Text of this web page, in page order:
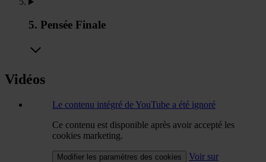
5. Pensée Finale
Vidéos
Le contenu intégré de YouTube a été ignoré
Ce contenu est disponible après avoir accepté les
cookies marketing.
Modifier les paramètres des cookies
Voir sur